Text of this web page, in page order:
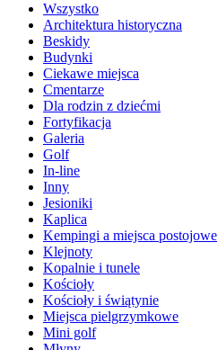
Wszystko
Architektura historyczna
Beskidy
Budynki
Ciekawe miejsca
Cmentarze
Dla rodzin z dziećmi
Fortyfikacja
Galeria
Golf
In-line
Inny
Jesioniki
Kaplica
Kempingi a miejsca postojowe
Klejnoty
Kopalnie i tunele
Kościoły
Kościoły i świątynie
Miejsca pielgrzymkowe
Mini golf